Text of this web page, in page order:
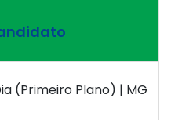
(Primeiro Plano) | MG